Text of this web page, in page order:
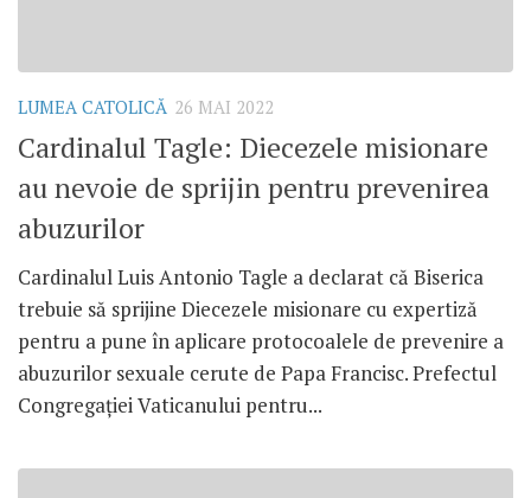
LUMEA CATOLICĂ 26 MAI 2022
Cardinalul Tagle: Diecezele misionare
au nevoie de sprijin pentru prevenirea
abuzurilor
Cardinalul Luis Antonio Tagle a declarat că Biserica
trebuie să sprijine Diecezele misionare cu expertiză
pentru a pune în aplicare protocoalele de prevenire a
abuzurilor sexuale cerute de Papa Francisc. Prefectul
Congregației Vaticanului pentru...